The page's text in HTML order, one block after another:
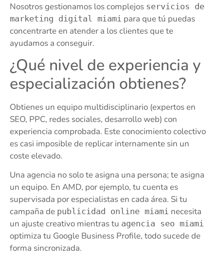
Nosotros gestionamos los complejos servicios de
marketing digital miami para que tú puedas
concentrarte en atender a los clientes que te
ayudamos a conseguir.
¿Qué nivel de experiencia y
especialización obtienes?
Obtienes un equipo multidisciplinario (expertos en
SEO, PPC, redes sociales, desarrollo web) con
experiencia comprobada. Este conocimiento colectivo
es casi imposible de replicar internamente sin un
coste elevado.
Una agencia no solo te asigna una persona; te asigna
un equipo. En AMD, por ejemplo, tu cuenta es
supervisada por especialistas en cada área. Si tu
campaña de publicidad online miami necesita
un ajuste creativo mientras tu agencia seo miami
optimiza tu Google Business Profile, todo sucede de
forma sincronizada.